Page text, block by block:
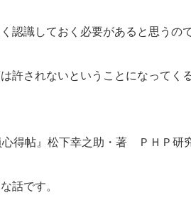
認識しておく必要があると思うの
許されないということになってく
心得帖』松下幸之助・著 ＰＨＰ研
話です。